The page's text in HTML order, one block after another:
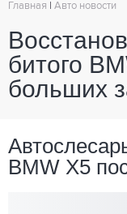
Главная Авто новости
битого
больших
BMW X5